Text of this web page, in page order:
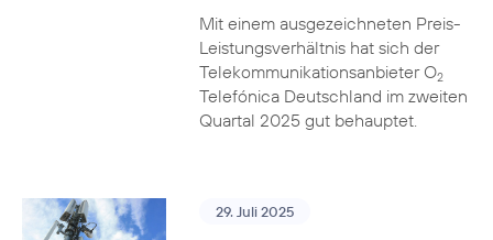
Mit einem ausgezeichneten Preis-
Leistungsverhältnis hat sich der
Telekommunikationsanbieter O2
Telefónica Deutschland im zweiten
Quartal 2025 gut behauptet.
29. Juli 2025